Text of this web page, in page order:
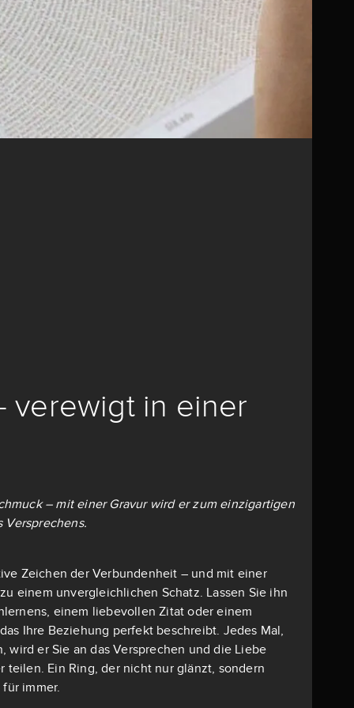
verewigt in einer
– mit einer Gravur wird er zum einzigartigen
Versprechens.
Zeichen der Verbundenheit – und mit einer
einem unvergleichlichen Schatz. Lassen Sie ihn
einem liebevollen Zitat oder einem
Ihre Beziehung perfekt beschreibt. Jedes Mal,
wird er Sie an das Versprechen und die Liebe
teilen. Ein Ring, der nicht nur glänzt, sondern
immer.